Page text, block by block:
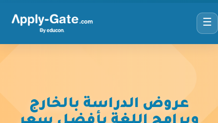
☰
عروض الدراسة بالخارج